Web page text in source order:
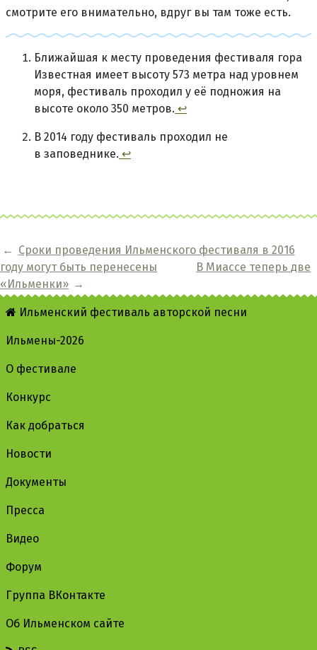
смотрите его внимательно, вдруг вы там тоже есть.
Ближайшая к месту проведения фестиваля гора
Известная имеет высоту 573 метра над уровнем
моря, фестиваль проходил у её подножия на
высоте около 350 метров. ↩
В 2014 году фестиваль проходил не
в заповеднике. ↩
← Сроки проведения Ильменского фестиваля в 2016
году могут быть перенесены
В Миассе теперь две
«Ильменки» →
Ильменский фестиваль авторской песни
Ильмены-2026
О фестивале
Конкурс
Как добраться
Новости
Документы
Пресса
Видео
Форум
Группа ВКонтакте
Об Ильменском сайте